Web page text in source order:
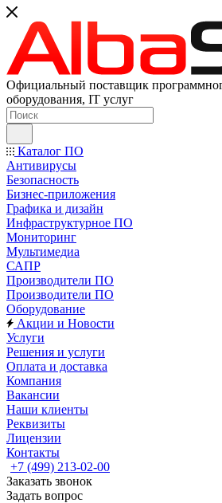
Официальный поставщик
оборудования, IT услуг
Каталог ПО
Антивирусы
Безопасность
Бизнес-приложения
Графика и дизайн
Инфраструктурное ПО
Мониторинг
Мультимедиа
САПР
Производители ПО
Производители ПО
Оборудование
Акции и Новости
Услуги
Решения и услуги
Оплата и доставка
Компания
Вакансии
Наши клиенты
Реквизиты
Лицензии
Контакты
+7 (499) 213-02-00
Заказать звонок
Задать вопрос